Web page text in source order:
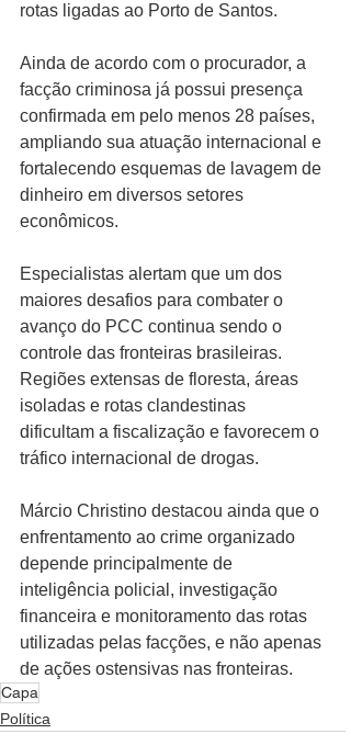
rotas ligadas ao Porto de Santos.
Ainda de acordo com o procurador, a
facção criminosa já possui presença
confirmada em pelo menos 28 países,
ampliando sua atuação internacional e
fortalecendo esquemas de lavagem de
dinheiro em diversos setores
econômicos.
Especialistas alertam que um dos
maiores desafios para combater o
avanço do PCC continua sendo o
controle das fronteiras brasileiras.
Regiões extensas de floresta, áreas
isoladas e rotas clandestinas
dificultam a fiscalização e favorecem o
tráfico internacional de drogas.
Márcio Christino destacou ainda que o
enfrentamento ao crime organizado
depende principalmente de
inteligência policial, investigação
financeira e monitoramento das rotas
utilizadas pelas facções, e não apenas
de ações ostensivas nas fronteiras.
Capa
Política